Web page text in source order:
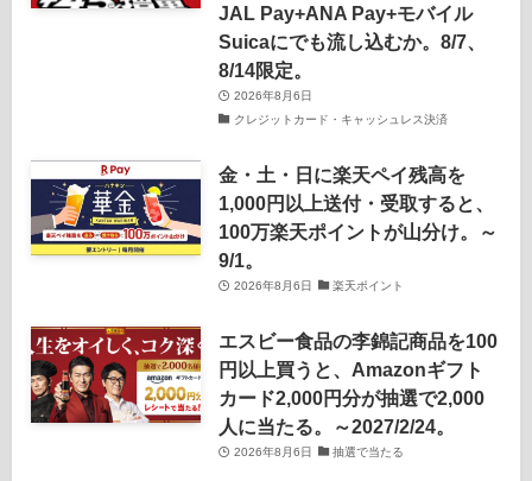
JAL Pay+ANA Pay+モバイル
Suicaにでも流し込むか。8/7、
8/14限定。
2026年8月6日
クレジットカード・キャッシュレス決済
金・土・日に楽天ペイ残高を
1,000円以上送付・受取すると、
100万楽天ポイントが山分け。～
9/1。
2026年8月6日 楽天ポイント
エスビー食品の李錦記商品を100
円以上買うと、Amazonギフト
カード2,000円分が抽選で2,000
人に当たる。～2027/2/24。
2026年8月6日 抽選で当たる